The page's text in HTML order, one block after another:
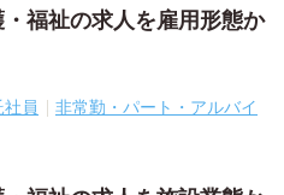
福祉の求人を雇用形態か
員
非常勤・パート・アルバイ